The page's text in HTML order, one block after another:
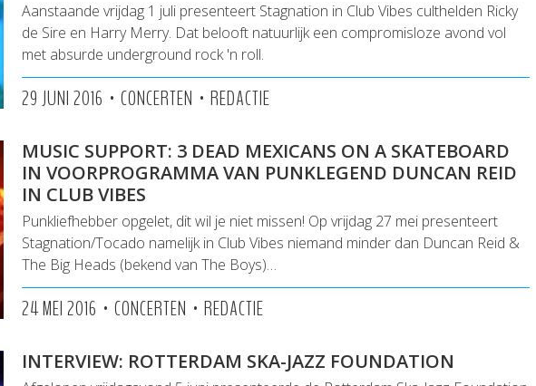
Aanstaande vrijdag 1 juli presenteert Stagnation in Club Vibes culthelden Ricky
de Sire en Harry Merry. Dat belooft natuurlijk een compromisloze avond vol
met absurde underground rock 'n roll.
29 JUNI 2016 • CONCERTEN • REDACTIE
MUSIC SUPPORT: 3 DEAD MEXICANS ON A SKATEBOARD
IN VOORPROGRAMMA VAN PUNKLEGEND DUNCAN REID
IN CLUB VIBES
Punkliefhebber opgelet, dit wil je niet missen! Op vrijdag 27 mei presenteert
Stagnation/Tocado namelijk in Club Vibes niemand minder dan Duncan Reid &
The Big Heads (bekend van The Boys)…
24 MEI 2016 • CONCERTEN • REDACTIE
INTERVIEW: ROTTERDAM SKA-JAZZ FOUNDATION